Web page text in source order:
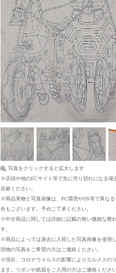
写真をクリックすると拡大します
※店頭や他のECサイト等で先に売り切れになる場
容赦ください。
※商品実物と写真画像は、PC環境やOS等で異な
合もございます。予めご了承ください。
※中古商品に関しては詳細に記載の無い微細な擦
す。
※商品によっては過去に入荷した写真画像を使用
現物の写真をご希望の方はご連絡ください。
※現在、コロナウイルスの影響によりエルメスの
ます。リボンや紙袋をご入用の方はご連絡くださ